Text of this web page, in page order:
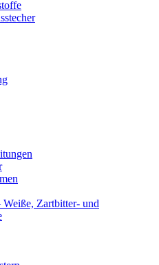
Zartbitter- und